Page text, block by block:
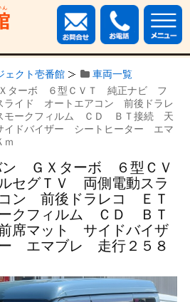
ェクト壱番館
車両一覧
ターボ ６型ＣＶＴ 純正ナビ フ
ライド オートエアコン 前後ドラレ
モークフィルム ＣＤ ＢＴ接続 天
ドバイザー シートヒーター エマ
ｍ
ン ＧＸターボ ６型ＣＶ
セグＴＶ 両側電動スラ
ン 前後ドラレコ ＥＴ
クフィルム ＣＤ ＢＴ
マット サイドバイザ
エマブレ 走行２５８